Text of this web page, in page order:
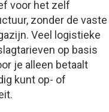
voor het zelf
zonder de vaste
Veel logistieke
op basis
je alleen betaalt
kunt op- of